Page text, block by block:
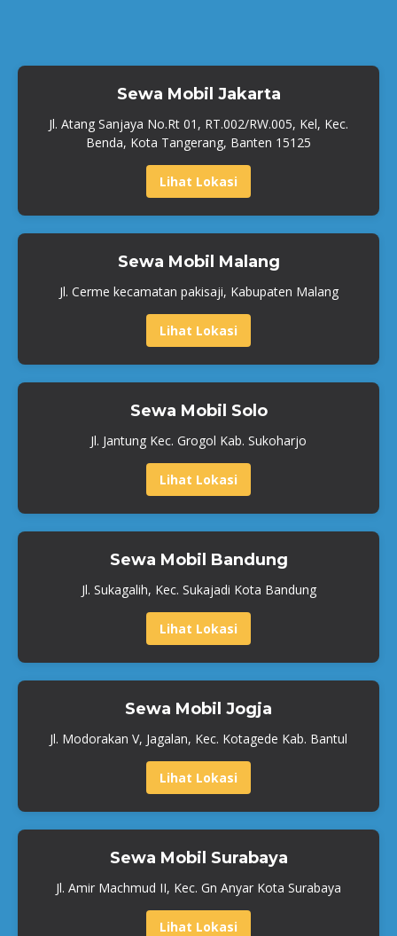
Sewa Mobil Jakarta
Jl. Atang Sanjaya No.Rt 01, RT.002/RW.005, Kel, Kec.
Benda, Kota Tangerang, Banten 15125
Lihat Lokasi
Sewa Mobil Malang
Jl. Cerme kecamatan pakisaji, Kabupaten Malang
Lihat Lokasi
Sewa Mobil Solo
Jl. Jantung Kec. Grogol Kab. Sukoharjo
Lihat Lokasi
Sewa Mobil Bandung
Jl. Sukagalih, Kec. Sukajadi Kota Bandung
Lihat Lokasi
Sewa Mobil Jogja
Jl. Modorakan V, Jagalan, Kec. Kotagede Kab. Bantul
Lihat Lokasi
Sewa Mobil Surabaya
Jl. Amir Machmud II, Kec. Gn Anyar Kota Surabaya
Lihat Lokasi